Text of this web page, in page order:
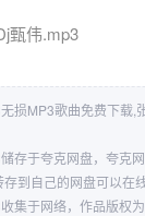
甄伟.mp3
损MP3歌曲免费下载,
存于夸克网盘，夸克
到自己的网盘可以在
集于网络，作品版权